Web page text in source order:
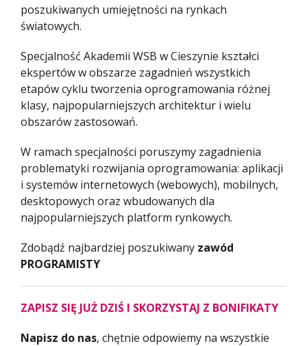
poszukiwanych umiejętności na rynkach
światowych.
Specjalność Akademii WSB w Cieszynie kształci
ekspertów w obszarze zagadnień wszystkich
etapów cyklu tworzenia oprogramowania różnej
klasy, najpopularniejszych architektur i wielu
obszarów zastosowań.
W ramach specjalności poruszymy zagadnienia
problematyki rozwijania oprogramowania: aplikacji
i systemów internetowych (webowych), mobilnych,
desktopowych oraz wbudowanych dla
najpopularniejszych platform rynkowych.
Zdobądź najbardziej poszukiwany zawód
PROGRAMISTY
ZAPISZ SIĘ JUŻ DZIŚ I SKORZYSTAJ Z BONIFIKATY
Napisz do nas, chętnie odpowiemy na wszystkie